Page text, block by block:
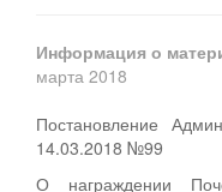
Информация о
марта 2018
Постановление
14.03.2018 №99
О награждении